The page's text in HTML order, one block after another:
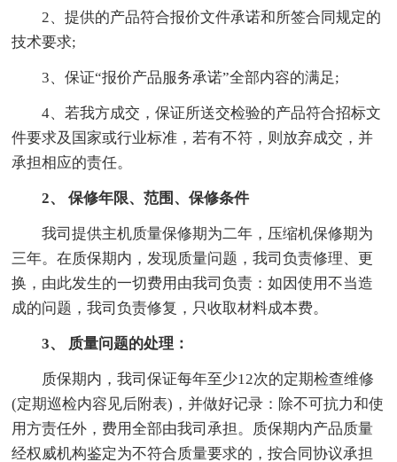
2、提供的产品符合报价文件承诺和所签合同规定的
技术要求;
3、保证“报价产品服务承诺”全部内容的满足;
4、若我方成交，保证所送交检验的产品符合招标文
件要求及国家或行业标准，若有不符，则放弃成交，并
承担相应的责任。
2、 保修年限、范围、保修条件
我司提供主机质量保修期为二年，压缩机保修期为
三年。在质保期内，发现质量问题，我司负责修理、更
换，由此发生的一切费用由我司负责：如因使用不当造
成的问题，我司负责修复，只收取材料成本费。
3、 质量问题的处理：
质保期内，我司保证每年至少12次的定期检查维修
(定期巡检内容见后附表)，并做好记录：除不可抗力和使
用方责任外，费用全部由我司承担。质保期内产品质量
经权威机构鉴定为不符合质量要求的，按合同协议承担